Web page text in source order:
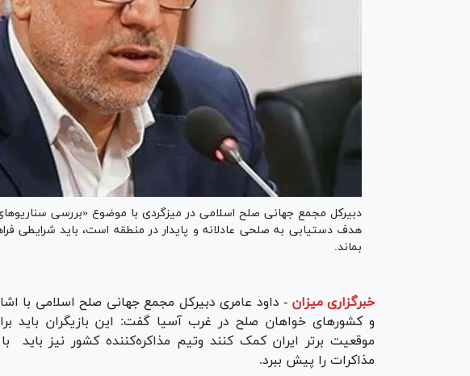
دبیرکل مجمع جهانی صلح اسلامی در میزگردی با موضوع «بررسی
هدف دستیابی به صلحی عادلانه و پایدار در منطقه است، باید شرایطی
بماند.
خبرگزاری میزان - داود عامری دبیرکل مجمع جهانی صلح اسلامی با
و کشور‌های خواهان صلح در غرب آسیا گفت: این بازیگران باید
موقعیت برتر ایران کمک کنند وتیم مذاکره‌کننده کشور نیز باید
مذاکرات را پیش ببرد.